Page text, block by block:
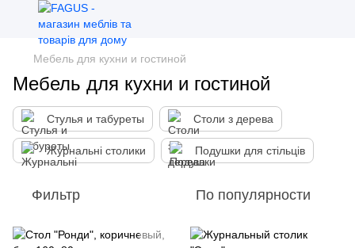
Мебель для кухни и гостиной
Мебель для кухни и гостиной
Стулья и табуреты Столи з дерева
Журнальні столики Подушки для стільців
Фильтр По популярности